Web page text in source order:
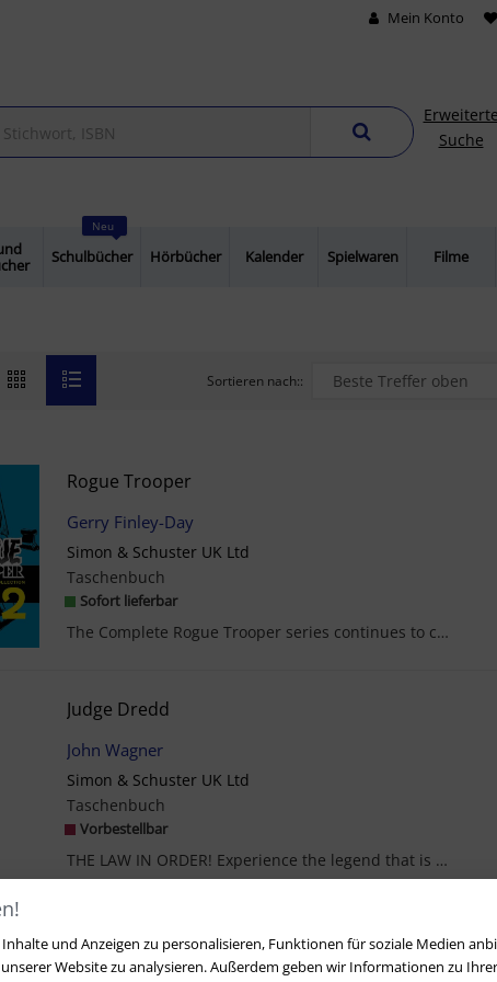
und Anzeigen zu personalisieren, Funktionen für soziale Medien
Website zu analysieren. Außerdem geben wir Informationen zu
Mein Konto
Erweiterte
Suche
Neu
Schulbücher Hörbücher Kalender Spielwaren Filme
Sortieren nach::
Rogue Trooper
Gerry Finley-Day
Simon & Schuster UK Ltd
Taschenbuch
Sofort lieferbar
The Complete Rogue Trooper series continues to collect every adventure of one of 2000 AD’s most p...
Judge Dredd
John Wagner
Simon & Schuster UK Ltd
Taschenbuch
Vorbestellbar
THE LAW IN ORDER! Experience the legend that is future lawman Judge Dredd as the Compact ...